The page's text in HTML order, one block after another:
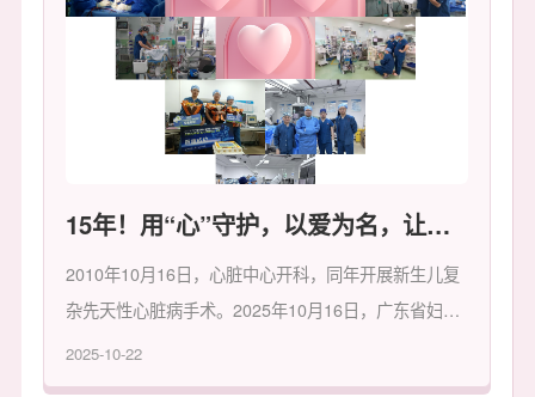
15年！用“心”守护，以爱为名，让五千例先心患儿重启生命华章
2010年10月16日，心脏中心开科，同年开展新生儿复
杂先天性心脏病手术。2025年10月16日，广东省妇幼
保健院心脏中心已走过十五载不凡征程。这支用精湛医
术与温暖守护，为无数家庭重燃希望之光的团队，他们
2025-10-22